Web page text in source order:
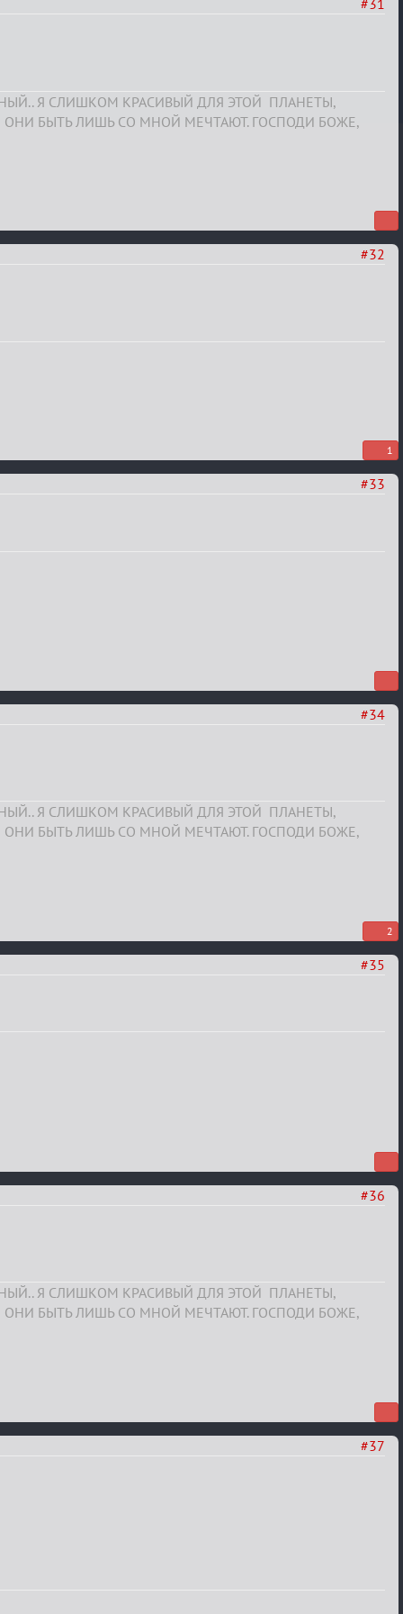
#31
Я СЛИШКОМ КРАСИВЫЙ ДЛЯ ЭТОЙ ПЛАНЕТЫ,
БЫТЬ ЛИШЬ СО МНОЙ МЕЧТАЮТ. ГОСПОДИ БОЖЕ,
#32
1
#33
#34
Я СЛИШКОМ КРАСИВЫЙ ДЛЯ ЭТОЙ ПЛАНЕТЫ,
БЫТЬ ЛИШЬ СО МНОЙ МЕЧТАЮТ. ГОСПОДИ БОЖЕ,
2
#35
#36
Я СЛИШКОМ КРАСИВЫЙ ДЛЯ ЭТОЙ ПЛАНЕТЫ,
БЫТЬ ЛИШЬ СО МНОЙ МЕЧТАЮТ. ГОСПОДИ БОЖЕ,
#37